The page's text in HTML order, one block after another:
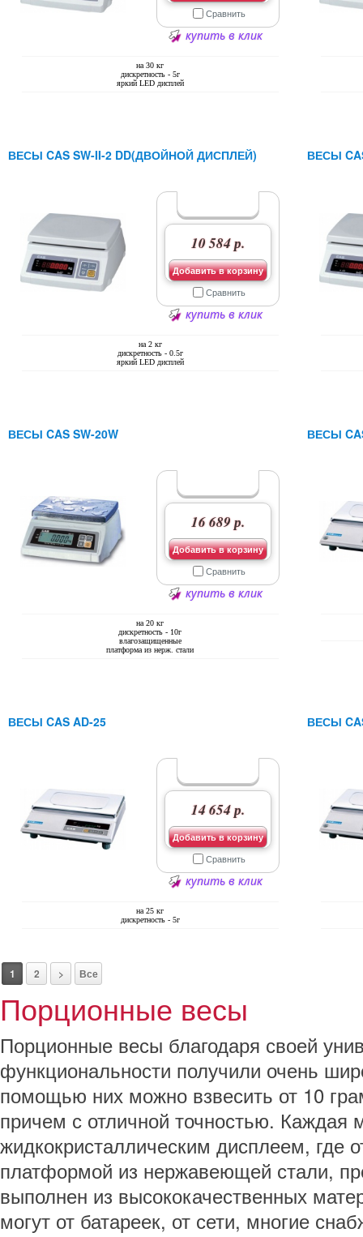
на 30 кг
дискретность - 5г
яркий LED дисплей
Сравнить
купить в клик
ВЕСЫ CAS SW-II-2 DD(ДВОЙНОЙ ДИСПЛЕЙ)
на 2 кг
дискретность - 0.5г
яркий LED дисплей
10 584 р.
Добавить в корзину
Сравнить
купить в клик
ВЕСЫ
ВЕСЫ CAS SW-20W
на 20 кг
дискретность - 10г
влагозащищенные
платформа из нерж. стали
16 689 р.
Добавить в корзину
Сравнить
купить в клик
ВЕСЫ
ВЕСЫ CAS AD-25
на 25 кг
дискретность - 5г
14 654 р.
Добавить в корзину
Сравнить
купить в клик
ВЕСЫ
1 2 > Все
Порционные весы
Порционные весы благодаря своей
функциональности получили очень
помощью них можно взвесить от 10
причем с отличной точностью. Каждая
жидкокристаллическим дисплеем, где
платформой из нержавеющей стали,
выполнен из высококачественных
могут от батареек, от сети, многие